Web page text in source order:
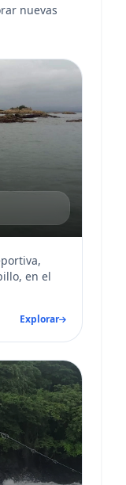
nuevas
en el
Explorar